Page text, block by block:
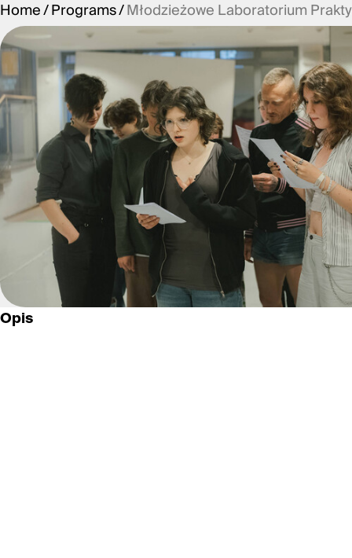
Home Programs Młodzieżowe Laboratorium
Opis